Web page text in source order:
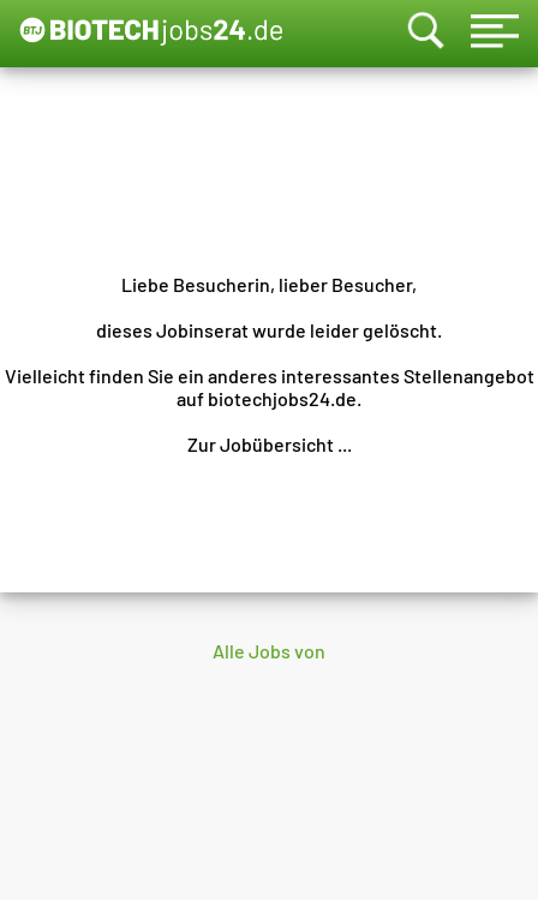
Liebe Besucherin, lieber Besucher,
dieses Jobinserat wurde leider gelöscht.
Vielleicht finden Sie ein anderes interessantes Stellenangebot
auf biotechjobs24.de.
Zur Jobübersicht ...
Alle Jobs von